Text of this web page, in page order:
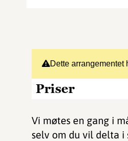
Dette arrangementet
Priser
Vi møtes en gang i
selv om du vil delta i